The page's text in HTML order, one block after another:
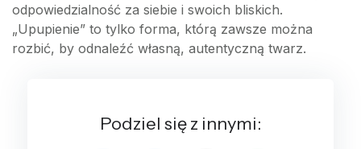
odpowiedzialność za siebie i swoich bliskich.
„Upupienie” to tylko forma, którą zawsze można
rozbić, by odnaleźć własną, autentyczną twarz.
Podziel się z innymi: